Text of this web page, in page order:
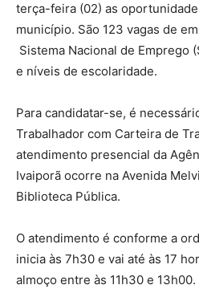
terça-feira (02) as
município. São 123 vagas de
Sistema Nacional de Emprego
e níveis de escolaridade.
Para candidatar-se, é
Trabalhador com Carteira de
atendimento presencial da
Ivaiporã ocorre na Avenida
Biblioteca Pública.
O atendimento é conforme a
inicia às 7h30 e vai até às 17
almoço entre às 11h30 e 13h00.